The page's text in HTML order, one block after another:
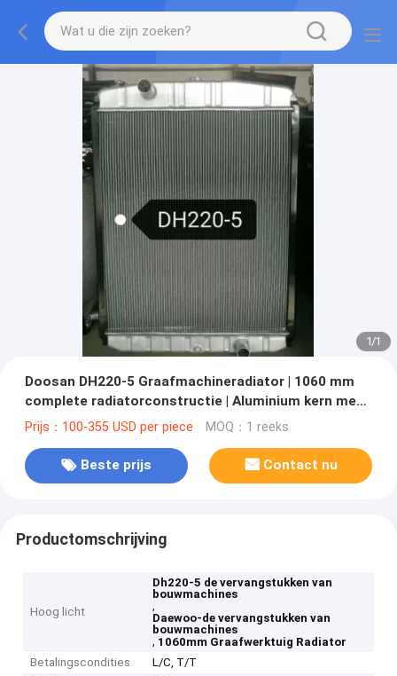
1/1
Doosan DH220-5 Graafmachineradiator | 1060 mm
complete radiatorconstructie | Aluminium kern met
meerdere rijen
Prijs：100-355 USD per piece MOQ：1 reeks
Beste prijs Contact nu
Productomschrijving
Hoog licht
Dh220-5 de vervangstukken van
bouwmachines
,
Daewoo-de vervangstukken van
bouwmachines
, 1060mm Graafwerktuig Radiator
Betalingscondities
L/C, T/T